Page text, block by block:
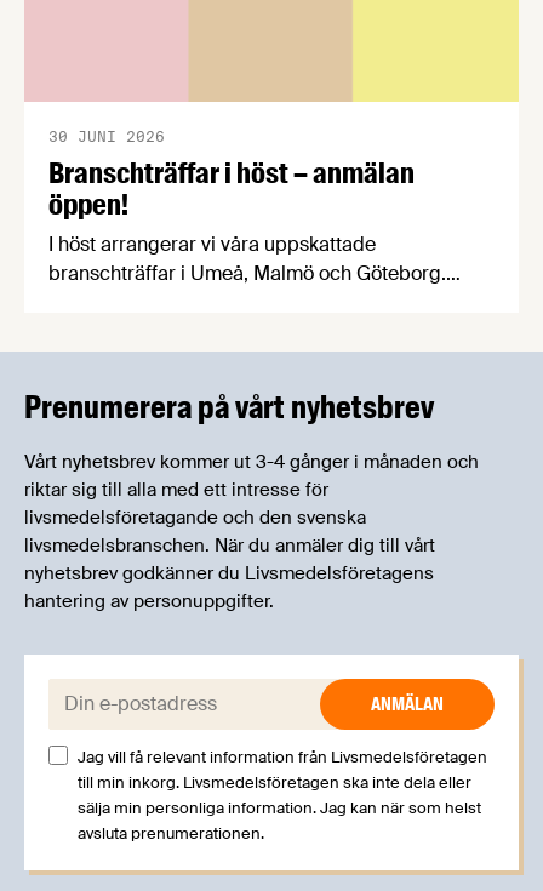
Branschträffar i höst – anmälan
öppen!
30 JUNI 2026
I höst arrangerar vi våra uppskattade
branschträffar i Umeå, Malmö och Göteborg.
Prenumerera på vårt nyhetsbrev
Vårt nyhetsbrev kommer ut 3-4 gånger i månaden och
riktar sig till alla med ett intresse för
livsmedelsföretagande och den svenska
livsmedelsbranschen. När du anmäler dig till vårt
nyhetsbrev godkänner du Livsmedelsföretagens
hantering av personuppgifter.
E-post:
Jag vill få relevant information från Livsmedelsföretagen
till min inkorg. Livsmedelsföretagen ska inte dela eller
sälja min personliga information. Jag kan när som helst
avsluta prenumerationen.